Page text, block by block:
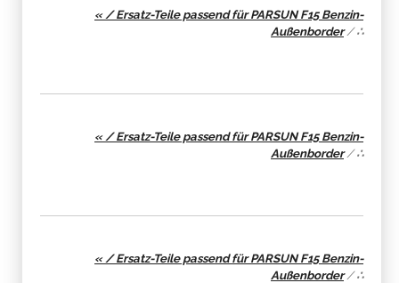
« / Ersatz-Teile passend für PARSUN F15 Benzin-
Außenborder/∴
« / Ersatz-Teile passend für PARSUN F15 Benzin-
Außenborder/∴
« / Ersatz-Teile passend für PARSUN F15 Benzin-
Außenborder/∴